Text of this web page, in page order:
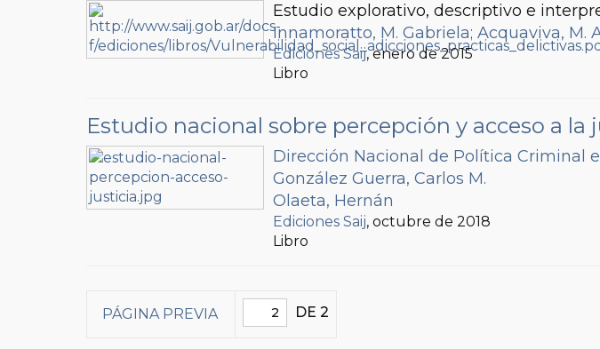
Estudio explorativo, descriptivo e
Innamoratto, M. Gabriela; Acquaviva, M.
Ediciones Saij, enero de 2015
Libro
Estudio nacional sobre percepción y acceso a la
Dirección Nacional de Política Criminal
González Guerra, Carlos M.
Olaeta, Hernán
Ediciones Saij, octubre de 2018
Libro
PÁGINA PREVIA DE 2